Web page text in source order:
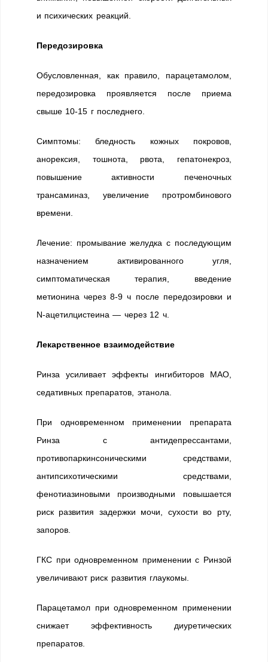
и психических реакций.
Передозировка
Обусловленная, как правило, парацетамолом,
передозировка проявляется после приема
свыше 10-15 г последнего.
Симптомы: бледность кожных покровов,
анорексия, тошнота, рвота, гепатонекроз,
повышение активности печеночных
трансаминаз, увеличение протромбинового
времени.
Лечение: промывание желудка с последующим
назначением активированного угля,
симптоматическая терапия, введение
метионина через 8-9 ч после передозировки и
N-ацетилцистеина — через 12 ч.
Лекарственное взаимодействие
Ринза усиливает эффекты ингибиторов МАО,
седативных препаратов, этанола.
При одновременном применении препарата
Ринза с антидепрессантами,
противопаркинсоническими средствами,
антипсихотическими средствами,
фенотиазиновыми производными повышается
риск развития задержки мочи, сухости во рту,
запоров.
ГКС при одновременном применении с Ринзой
увеличивают риск развития глаукомы.
Парацетамол при одновременном применении
снижает эффективность диуретических
препаратов.